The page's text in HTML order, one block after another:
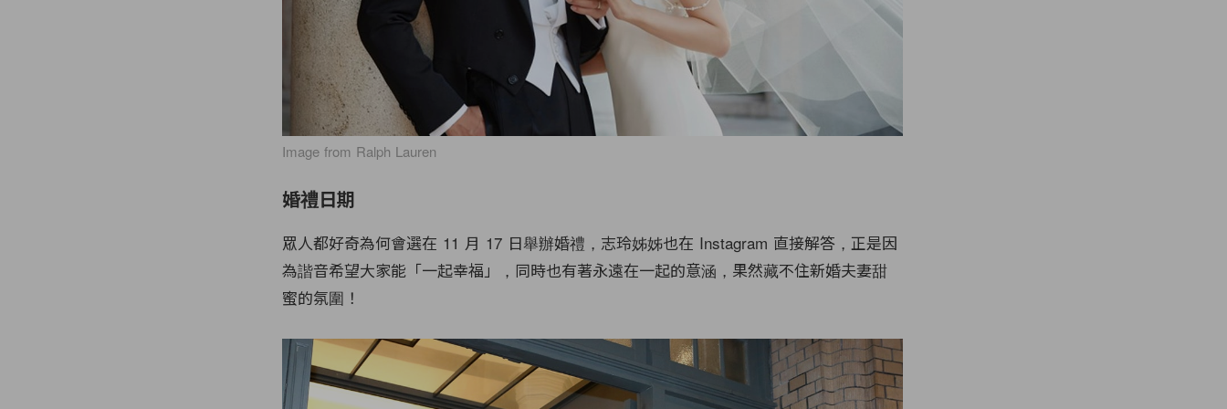
Image from Ralph Lauren
婚禮日期
眾人都好奇為何會選在 11 月 17 日舉辦婚禮，志玲姊姊也在 Instagram 直接解答，正是因
為諧音希望大家能「一起幸福」，同時也有著永遠在一起的意涵，果然藏不住新婚夫妻甜
蜜的氛圍！